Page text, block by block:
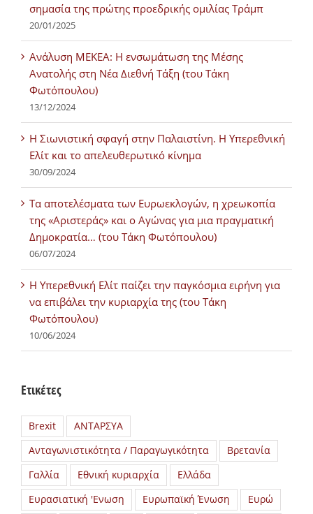
σημασία της πρώτης προεδρικής ομιλίας Τράμπ
20/01/2025
Ανάλυση ΜΕΚΕΑ: Η ενσωμάτωση της Μέσης
Ανατολής στη Νέα Διεθνή Τάξη (του Τάκη
Φωτόπουλου)
13/12/2024
Η Σιωνιστική σφαγή στην Παλαιστίνη. Η Υπερεθνική
Ελίτ και το απελευθερωτικό κίνημα
30/09/2024
Τα αποτελέσματα των Ευρωεκλογών, η χρεωκοπία
της «Αριστεράς» και ο Αγώνας για μια πραγματική
Δημοκρατία… (του Τάκη Φωτόπουλου)
06/07/2024
H Υπερεθνική Ελίτ παίζει την παγκόσμια ειρήνη για
να επιβάλει την κυριαρχία της (του Τάκη
Φωτόπουλου)
10/06/2024
Ετικέτες
Brexit
ΑΝΤΑΡΣΥΑ
Ανταγωνιστικότητα / Παραγωγικότητα
Βρετανία
Γαλλία
Εθνική κυριαρχία
Ελλάδα
Ευρασιατική 'Ενωση
Ευρωπαϊκή Ένωση
Ευρώ